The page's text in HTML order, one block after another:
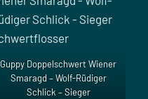
Guppy Doppelschwert Wiener
Smaragd – Wolf-Rüdiger
Schlick – Sieger